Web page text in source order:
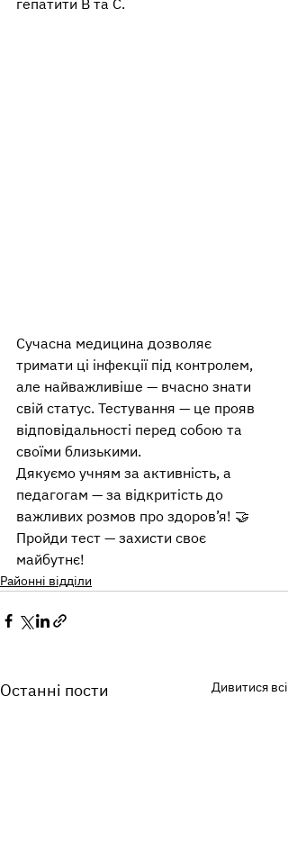
гепатити B та C.
Сучасна медицина дозволяє
тримати ці інфекції під контролем,
але найважливіше — вчасно знати
свій статус. Тестування — це прояв
відповідальності перед собою та
своїми близькими.
Дякуємо учням за активність, а
педагогам — за відкритість до
важливих розмов про здоров’я! 🤝
Пройди тест — захисти своє
майбутнє!
Районні відділи
Останні пости Дивитися всі